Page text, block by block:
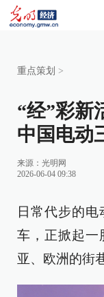
重点策划 >
“经”彩新
中国电动
来源： 光明网
2026-06-04 09:38
日常代步的
车，正掀起一
亚、欧洲的街